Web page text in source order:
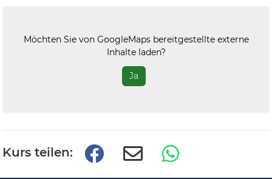
Möchten Sie von GoogleMapsbereitgestellte externe
Inhalte laden?
Ja
Kurs teilen: